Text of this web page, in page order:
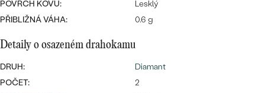
POVRCH KOVU:
Lesklý
PŘIBLIŽNÁ VÁHA:
0.6 g
Detaily o osazeném drahokamu
DRUH:
Diamant
POČET:
2